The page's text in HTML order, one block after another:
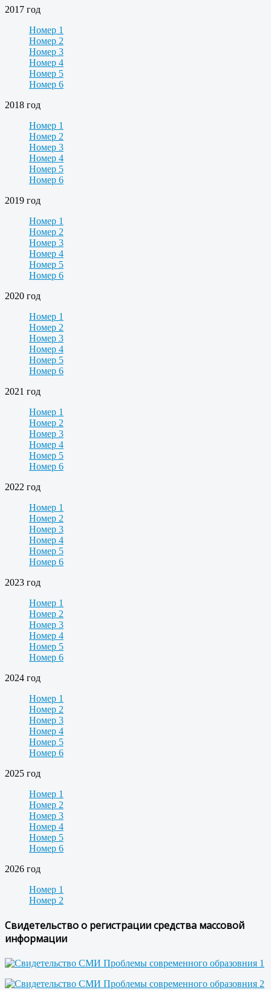
2017 год
Номер 1
Номер 2
Номер 3
Номер 4
Номер 5
Номер 6
2018 год
Номер 1
Номер 2
Номер 3
Номер 4
Номер 5
Номер 6
2019 год
Номер 1
Номер 2
Номер 3
Номер 4
Номер 5
Номер 6
2020 год
Номер 1
Номер 2
Номер 3
Номер 4
Номер 5
Номер 6
2021 год
Номер 1
Номер 2
Номер 3
Номер 4
Номер 5
Номер 6
2022 год
Номер 1
Номер 2
Номер 3
Номер 4
Номер 5
Номер 6
2023 год
Номер 1
Номер 2
Номер 3
Номер 4
Номер 5
Номер 6
2024 год
Номер 1
Номер 2
Номер 3
Номер 4
Номер 5
Номер 6
2025 год
Номер 1
Номер 2
Номер 3
Номер 4
Номер 5
Номер 6
2026 год
Номер 1
Номер 2
Свидетельство о регистрации средства массовой
информации